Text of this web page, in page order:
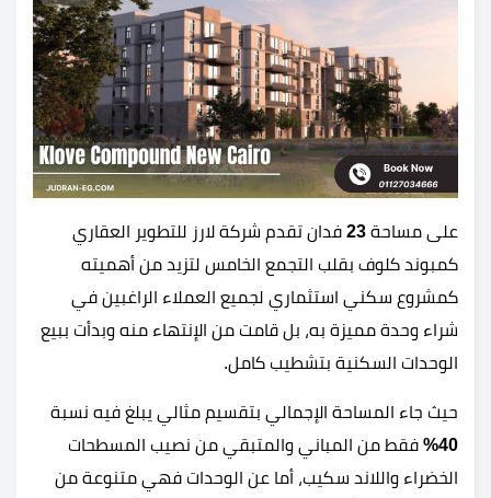
على مساحة 23 فدان تقدم شركة لارز للتطوير العقاري
كمبوند كلوف بقلب التجمع الخامس لتزيد من أهميته
كمشروع سكني استثماري لجميع العملاء الراغبين في
شراء وحدة مميزة به، بل قامت من الإنتهاء منه وبدأت ببيع
الوحدات السكنية بتشطيب كامل.
حيث جاء المساحة الإجمالي بتقسيم مثالي يبلغ فيه نسبة
40%
فقط من المباني والمتبقي من نصيب المسطحات
الخضراء واللاند سكيب، أما عن الوحدات فهي متنوعة من